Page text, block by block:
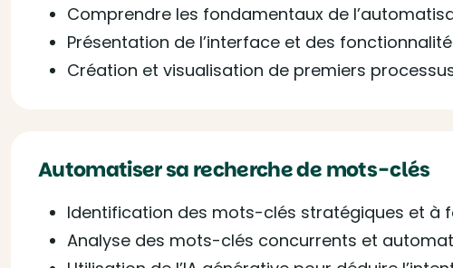
Comprendre les fondamentaux de
Présentation de l’interface et des
Création et visualisation de premiers
Automatiser sa recherche de mots-clés
Identification des mots-clés stratégiques et à
Analyse des mots-clés concurrents et